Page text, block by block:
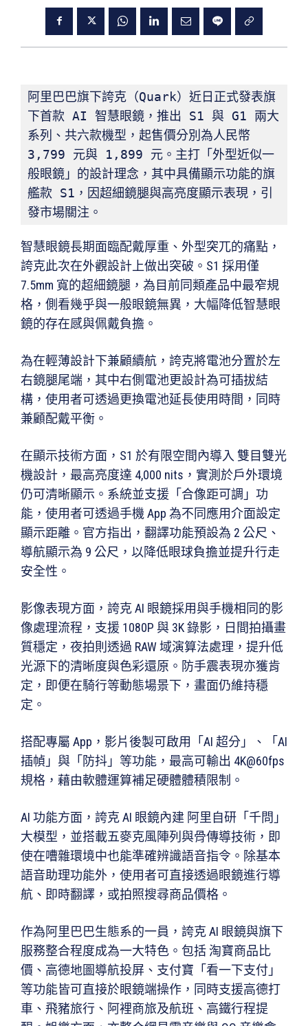
阿里巴巴旗下誇克（Quark）近日正式發表旗
下首款 AI 智慧眼鏡，推出 S1 與 G1 兩大
系列、共六款機型，起售價分別為人民幣
3,799 元與 1,899 元。主打「外型近似一
般眼鏡」的設計理念，其中具備顯示功能的旗
艦款 S1，因超細鏡腿與高亮度顯示表現，引
發市場關注。
智慧眼鏡長期面臨配戴厚重、外型突兀的痛點，
誇克此次在外觀設計上做出突破。S1 採用僅
7.5mm 寬的超細鏡腿，為目前同類產品中最窄規
格，側看幾乎與一般眼鏡無異，大幅降低智慧眼
鏡的存在感與佩戴負擔。
為在輕薄設計下兼顧續航，誇克將電池分置於左
右鏡腿尾端，其中右側電池更設計為可插拔結
構，使用者可透過更換電池延長使用時間，同時
兼顧配戴平衡。
在顯示技術方面，S1 於有限空間內導入 雙目雙光
機設計，最高亮度達 4,000 nits，實測於戶外環境
仍可清晰顯示。系統並支援「合像距可調」功
能，使用者可透過手機 App 為不同應用介面設定
顯示距離。官方指出，翻譯功能預設為 2 公尺、
導航顯示為 9 公尺，以降低眼球負擔並提升行走
安全性。
影像表現方面，誇克 AI 眼鏡採用與手機相同的影
像處理流程，支援 1080P 與 3K 錄影，日間拍攝畫
質穩定，夜拍則透過 RAW 域演算法處理，提升低
光源下的清晰度與色彩還原。防手震表現亦獲肯
定，即便在騎行等動態場景下，畫面仍維持穩
定。
搭配專屬 App，影片後製可啟用「AI 超分」、「AI
插幀」與「防抖」等功能，最高可輸出 4K@60fps
規格，藉由軟體運算補足硬體體積限制。
AI 功能方面，誇克 AI 眼鏡內建 阿里自研「千問」
大模型，並搭載五麥克風陣列與骨傳導技術，即
使在嘈雜環境中也能準確辨識語音指令。除基本
語音助理功能外，使用者可直接透過眼鏡進行導
航、即時翻譯，或拍照搜尋商品價格。
作為阿里巴巴生態系的一員，誇克 AI 眼鏡與旗下
服務整合程度成為一大特色。包括 淘寶商品比
價、高德地圖導航投屏、支付寶「看一下支付」
等功能皆可直接於眼鏡端操作，同時支援高德打
車、飛豬旅行、阿裡商旅及航班、高鐵行程提